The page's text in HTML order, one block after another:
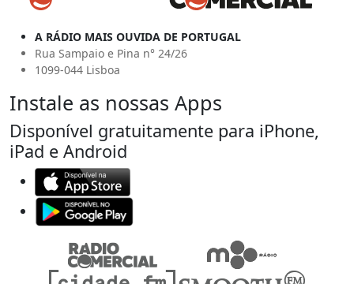
A RÁDIO MAIS OUVIDA DE PORTUGAL
Rua Sampaio e Pina n° 24/26
1099-044 Lisboa
Instale as nossas Apps
Disponível gratuitamente para iPhone,
iPad e Android